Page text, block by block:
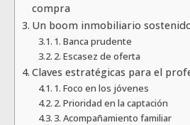
compra
Un boom inmobiliario
1. Banca prudente
2. Escasez de oferta
Claves estratégicas para el
1. Foco en los jóvenes
2. Prioridad en la captación
3. Acompañamiento familiar